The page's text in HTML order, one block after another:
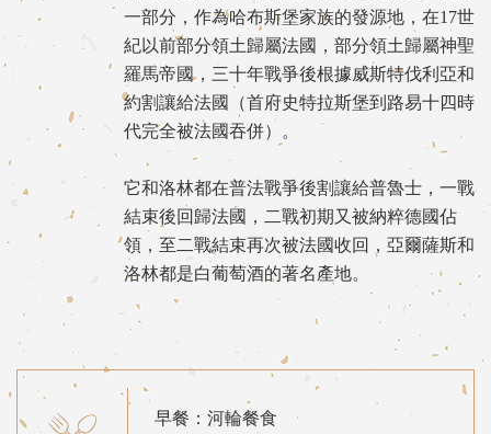
一部分，作為哈布斯堡家族的發源地，在17世
紀以前部分領土歸屬法國，部分領土歸屬神聖
羅馬帝國，三十年戰爭後根據威斯特伐利亞和
約割讓給法國（首府史特拉斯堡到路易十四時
代完全被法國吞併）。
它和洛林都在普法戰爭後割讓給普魯士，一戰
結束後回歸法國，二戰初期又被納粹德國佔
領，至二戰結束再次被法國收回，亞爾薩斯和
洛林都是白葡萄酒的著名產地。
早餐：河輪餐食